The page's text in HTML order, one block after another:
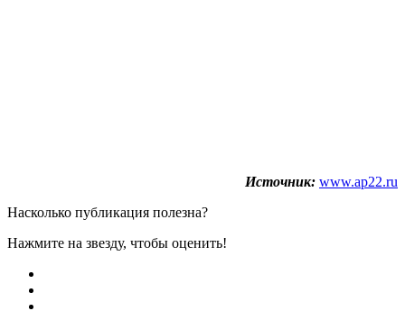
Источник: www.ap22.ru
Насколько публикация полезна?
Нажмите на звезду, чтобы оценить!